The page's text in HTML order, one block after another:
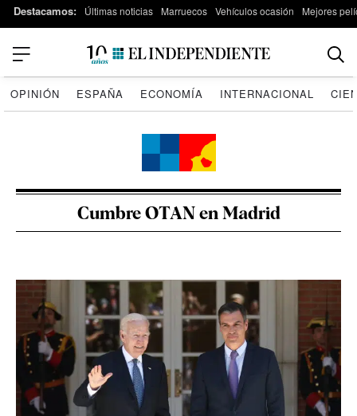
Destacamos: Últimas noticias Marruecos Vehículos ocasión Mejores
OPINIÓN ESPAÑA ECONOMÍA INTERNACIONAL
Cumbre OTAN en Madrid